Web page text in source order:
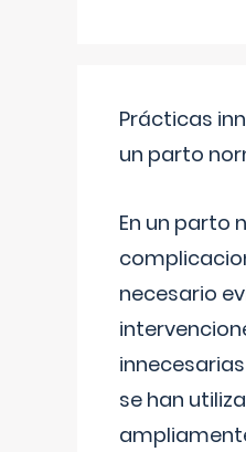
Prácticas
un parto
En un parto
necesario
se han